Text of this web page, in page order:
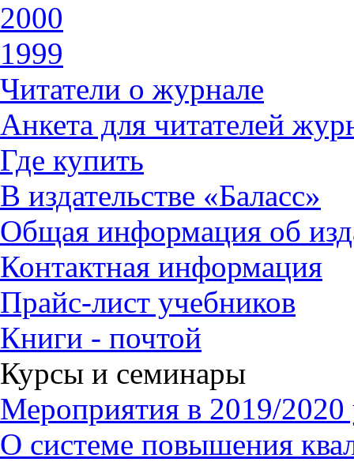
2000
1999
Читатели о журнале
Анкета для читателей
Где купить
В издательстве «Баласс»
Общая информация об
Контактная информация
Прайс-лист учебников
Книги - почтой
Курсы и семинары
Мероприятия в 2019/2020
О системе повышения